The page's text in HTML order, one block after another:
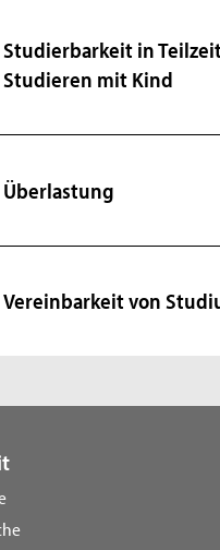
Studierbarkeit in
Studieren mit Kind
Überlastung
Vereinbarkeit von